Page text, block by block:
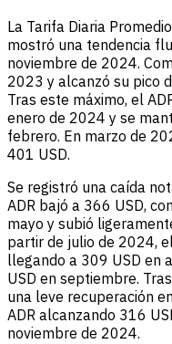
La Tarifa Diaria
mostró una tendencia
noviembre de 2024.
2023 y alcanzó su pico
Tras este máximo, el
enero de 2024 y se
febrero. En marzo de
401 USD.
Se registró una caída
ADR bajó a 366 USD,
mayo y subió
partir de julio de 2024,
llegando a 309 USD en
USD en septiembre.
una leve recuperación
ADR alcanzando 316
noviembre de 2024.